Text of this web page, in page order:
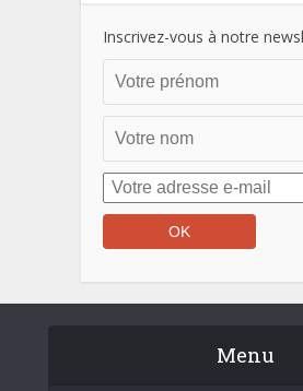
Inscrivez-vous à notre
Menu